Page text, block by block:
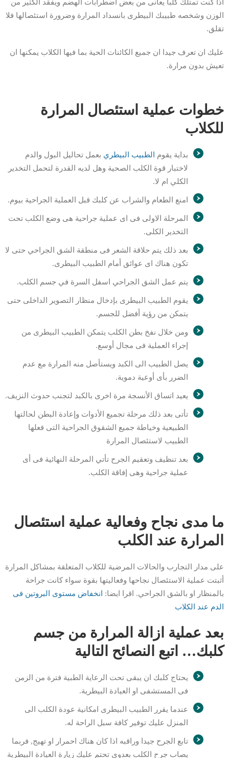
اذا كنت تمتلك كلبا يعانى من بعض اضطرابات الهضم ويفقد الكثير من
الوزن وشخصه طبيبك البيطرى بانسداد المرارة وضرورة استئصالها فلا
تقلق.
عليك ان تعرف جيدا ان جميع الكائنات الحية بما فيها الكلاب يمكنها ان
تعيش بدون مرارة.
خطوات عملية استئصال المرارة
للكلاب
بداية يقوم الطبيب البيطري بعمل تحاليل البول والدم
لاختبار قوة الكلب الصحية وهل لديه القدرة لتحمل التخدير
الكلي ام لا.
امنع الطعام والشراب عن كلبك قبل العملية الجراحية بيوم.
المرحلة الاولى فى اى عملية جراحية هى وضع الكلب تحت
التخدير الكلى.
بعد ذلك يتم حلاقة الشعر فى منطقة الشق الجراحي حتى لا
تكون هناك اى عوائق أمام الطبيب البيطرى.
يتم عمل الشق الجراحي اسفل السرة في جسم الكلب.
يقوم الطبيب البيطرى بإدخال منظار التصوير الداخلى حتى
يتمكن من رؤية أفضل للجسم.
ومن خلال نفخ بطن الكلب يتمكن الطبيب البيطرى من
إجراء العملية فى مجال أوسع.
يصل الطبيب الى الكبد ويستأصل منه المرارة مع عدم
الضرر بأى أوعية دموية.
يعيد اتساق الأنسجة مرة اخرى بالكبد لتجنب حدوث النزيف.
تأتى بعد ذلك مرحلة تجميع الأدوات وإعادة البطن لحالتها
الطبيعية وخياطة جميع الشقوق الجراحية التى فعلها
الطبيب لاستئصال المرارة
بعد تنظيف وتعقيم الجرح تأتي المرحلة النهائية فى أى
عملية جراحية وهى إفاقة الكلب.
ما مدى نجاح وفعالية عملية استئصال
المرارة عند الكلب
على مدار التجارب والحالات المرضية للكلاب المتعلقة بمشاكل المرارة
أثبتت عملية الاستئصال نجاحها وفعاليتها بقوة سواء كانت جراحة
بالمنظار او بالشق الجراحي. اقرا ايضا:
انخفاض مستوى البروتين فى
الدم عند الكلاب
بعد عملية ازالة المرارة من جسم
كلبك… اتبع النصائح التالية
يحتاج كلبك ان يبقى تحت الرعاية الطبية فترة من الزمن
فى المستشفى او العيادة البيطرية.
عندما يقرر الطبيب البيطرى امكانية عودة الكلب الى
المنزل عليك توفير كافة سبل الراحة له.
تابع الجرح جيدا وراقبه اذا كان هناك احمرار او تهيج, فربما
يصاب جرح الكلب بعدوى تحتم عليك زيارة العيادة البيطرية